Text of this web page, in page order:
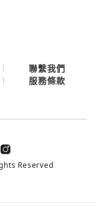
聯繫我們
服務條款
Reserved